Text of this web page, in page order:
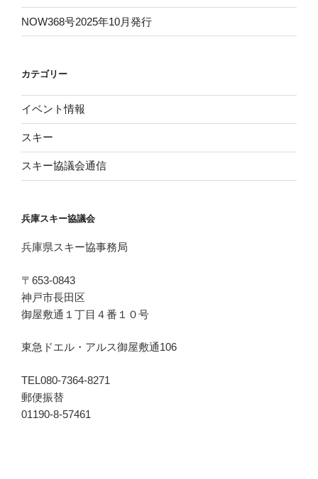
NOW368号2025年10月発行
カテゴリー
イベント情報
スキー
スキー協議会通信
兵庫スキー協議会
兵庫県スキー協事務局
〒653-0843
神戸市長田区
御屋敷通１丁目４番１０号
東急ドエル・アルス御屋敷通106
TEL080-7364-8271
郵便振替
01190-8-57461